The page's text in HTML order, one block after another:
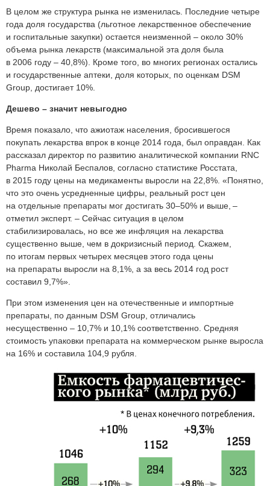
В целом же структура рынка не изменилась. Последние четыре
года доля государства (льготное лекарственное обеспечение
и госпитальные закупки) остается неизменной – около 30%
объема рынка лекарств (максимальной эта доля была
в 2006 году – 40,8%). Кроме того, во многих регионах остались
и государственные аптеки, доля которых, по оценкам DSM
Group, достигает 10%.
Дешево – значит невыгодно
Время показало, что ажиотаж населения, бросившегося
покупать лекарства впрок в конце 2014 года, был оправдан. Как
рассказал директор по развитию аналитической компании RNC
Pharma Николай Беспалов, согласно статистике Росстата,
в 2015 году цены на медикаменты выросли на 22,8%. «Понятно,
что это очень усредненные цифры, реальный рост цен
на отдельные препараты мог достигать 30–50% и выше, –
отметил эксперт. – Сейчас ситуация в целом
стабилизировалась, но все же инфляция на лекарства
существенно выше, чем в докризисный период. Скажем,
по итогам первых четырех месяцев этого года цены
на препараты выросли на 8,1%, а за весь 2014 год рост
составил 9,7%».
При этом изменения цен на отечественные и импортные
препараты, по данным DSM Group, отличались
несущественно – 10,7% и 10,1% соответственно. Средняя
стоимость упаковки препарата на коммерческом рынке выросла
на 16% и составила 104,9 рубля.